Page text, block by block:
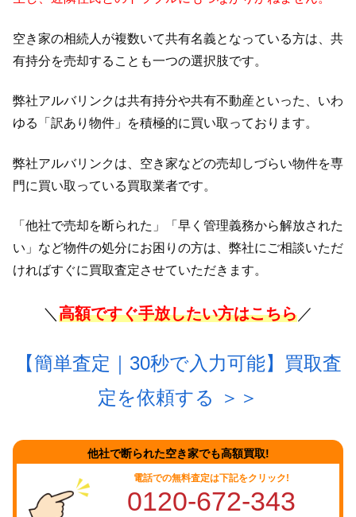
空き家の相続人が複数いて共有名義となっている方は、共
有持分を売却することも一つの選択肢です。
弊社アルバリンクは共有持分や共有不動産といった、いわ
ゆる「訳あり物件」を積極的に買い取っております。
弊社アルバリンクは、空き家などの売却しづらい物件を専
門に買い取っている買取業者です。
「他社で売却を断られた」「早く管理義務から解放された
い」など物件の処分にお困りの方は、弊社にご相談いただ
ければすぐに買取査定させていただきます。
＼ 高額ですぐ手放したい方はこちら／
【簡単査定｜30秒で入力可能】買取査
定を依頼する
＞＞
他社で断られた空き家でも高額買取!
電話での無料査定は下記をクリック!
0120-672-343